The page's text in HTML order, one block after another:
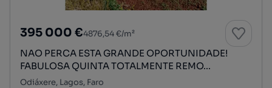
395 000 €4876,54 €/m²
NAO PERCA ESTA GRANDE OPORTUNIDADE!
FABULOSA QUINTA TOTALMENTE REMO...
Odiáxere, Lagos, Faro